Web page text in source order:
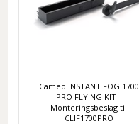
Cameo INSTANT FOG 1700
PRO FLYING KIT -
Monteringsbeslag til
CLIF1700PRO